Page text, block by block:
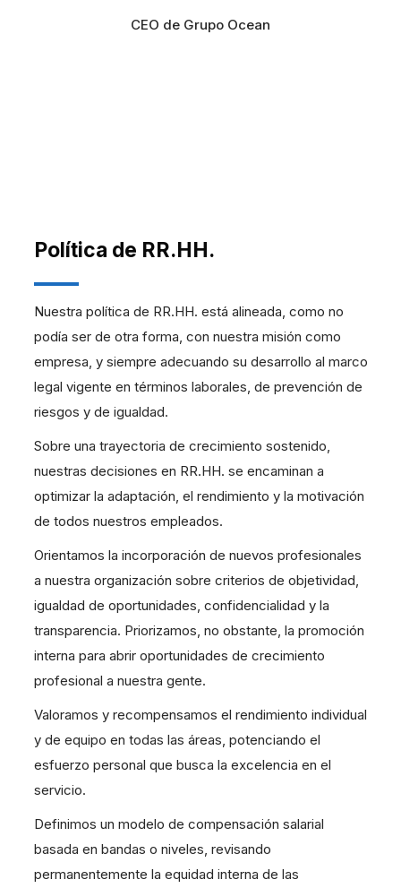
CEO de Grupo Ocean
Política de RR.HH.
Nuestra política de RR.HH. está alineada, como no
podía ser de otra forma, con nuestra misión como
empresa, y siempre adecuando su desarrollo al marco
legal vigente en términos laborales, de prevención de
riesgos y de igualdad.
Sobre una trayectoria de crecimiento sostenido,
nuestras decisiones en RR.HH. se encaminan a
optimizar la adaptación, el rendimiento y la motivación
de todos nuestros empleados.
Orientamos la incorporación de nuevos profesionales
a nuestra organización sobre criterios de objetividad,
igualdad de oportunidades, confidencialidad y la
transparencia. Priorizamos, no obstante, la promoción
interna para abrir oportunidades de crecimiento
profesional a nuestra gente.
Valoramos y recompensamos el rendimiento individual
y de equipo en todas las áreas, potenciando el
esfuerzo personal que busca la excelencia en el
servicio.
Definimos un modelo de compensación salarial
basada en bandas o niveles, revisando
permanentemente la equidad interna de las